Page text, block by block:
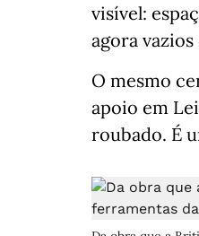
visível:
agora
O mesmo
apoio em
roubado. É